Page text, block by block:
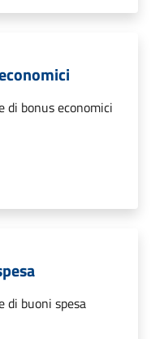
di bonus economici
di buoni spesa